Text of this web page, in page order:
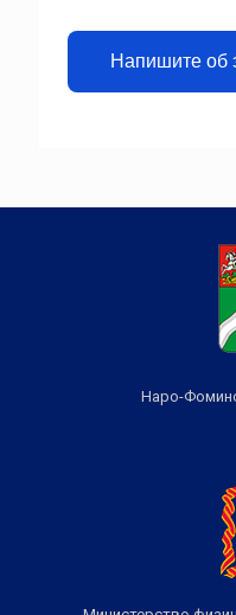
Напишите об
Наро-